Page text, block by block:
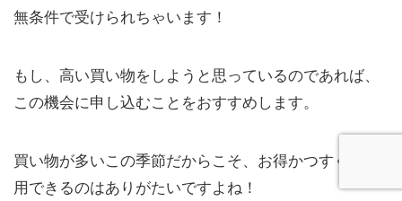
無条件で受けられちゃいます！
もし、高い買い物をしようと思っているのであれば、
この機会に申し込むことをおすすめします。
買い物が多いこの季節だからこそ、お得かつすぐに利
用できるのはありがたいですよね！